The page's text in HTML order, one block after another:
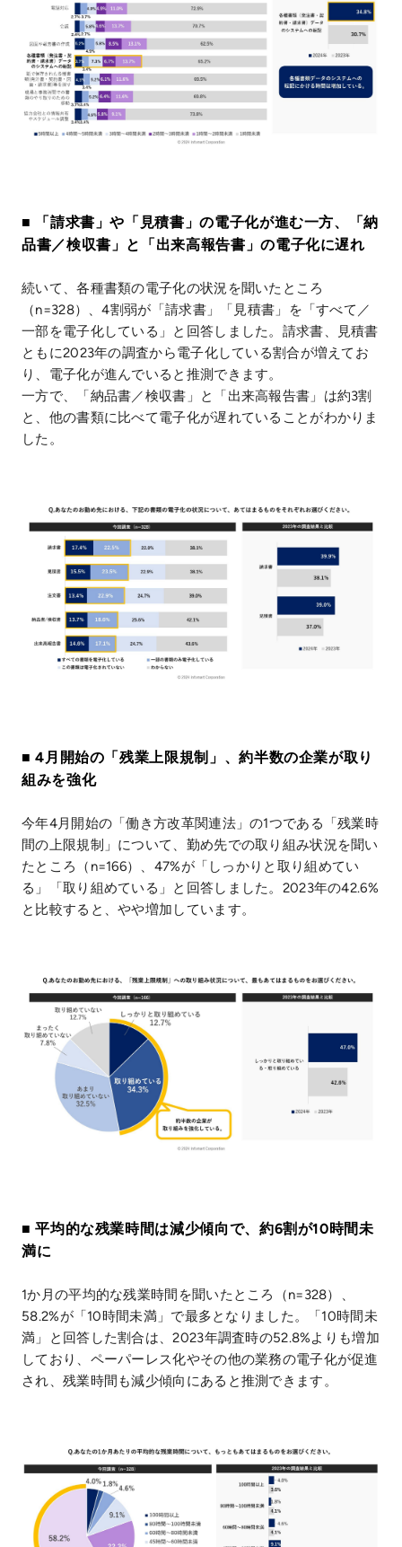
■ 「請求書」や「見積書」の電子化が進む一方、「納
品書／検収書」と「出来高報告書」の電子化に遅れ
続いて、各種書類の電子化の状況を聞いたところ
（n=328）、4割弱が「請求書」「見積書」を「すべて／
一部を電子化している」と回答しました。請求書、見積書
ともに2023年の調査から電子化している割合が増えてお
り、電子化が進んでいると推測できます。
一方で、「納品書／検収書」と「出来高報告書」は約3割
と、他の書類に比べて電子化が遅れていることがわかりま
した。
■ 4月開始の「残業上限規制」、約半数の企業が取り
組みを強化
今年4月開始の「働き方改革関連法」の1つである「残業時
間の上限規制」について、勤め先での取り組み状況を聞い
たところ（n=166）、47%が「しっかりと取り組めてい
る」「取り組めている」と回答しました。2023年の42.6%
と比較すると、やや増加しています。
■ 平均的な残業時間は減少傾向で、約6割が10時間未
満に
1か月の平均的な残業時間を聞いたところ（n=328）、
58.2%が「10時間未満」で最多となりました。「10時間未
満」と回答した割合は、2023年調査時の52.8%よりも増加
しており、ペーパーレス化やその他の業務の電子化が促進
され、残業時間も減少傾向にあると推測できます。